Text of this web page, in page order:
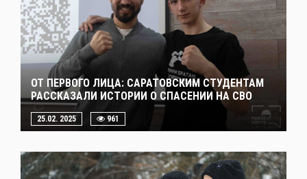
ОТ ПЕРВОГО ЛИЦА: САРАТОВСКИМ СТУДЕНТАМ
РАССКАЗАЛИ ИСТОРИИ О СПАСЕНИИ НА СВО
25.02. 2025 961